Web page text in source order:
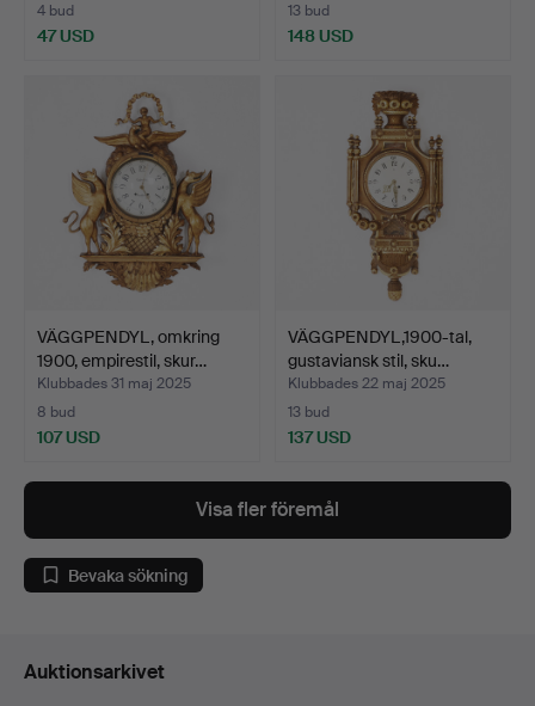
4 bud
47 USD
13 bud
148 USD
VÄGGPENDYL, omkring
1900, empirestil, skur…
Klubbades 31 maj 2025
8 bud
107 USD
VÄGGPENDYL,1900-tal,
gustaviansk stil, sku…
Klubbades 22 maj 2025
13 bud
137 USD
Visa fler föremål
Bevaka sökning
Auktionsarkivet